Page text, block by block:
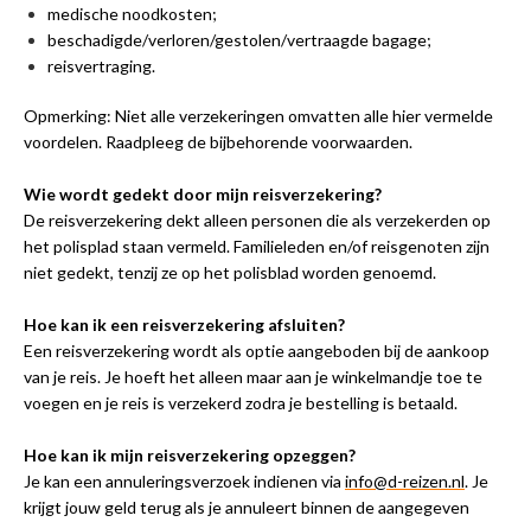
medische noodkosten;
beschadigde/verloren/gestolen/vertraagde bagage;
reisvertraging.
Opmerking: Niet alle verzekeringen omvatten alle hier vermelde
voordelen. Raadpleeg de bijbehorende voorwaarden.
Wie wordt gedekt door mijn reisverzekering?
De reisverzekering dekt alleen personen die als verzekerden op
het polisplad staan vermeld. Familieleden en/of reisgenoten zijn
niet gedekt, tenzij ze op het polisblad worden genoemd.
Hoe kan ik een reisverzekering afsluiten?
Een reisverzekering wordt als optie aangeboden bij de aankoop
van je reis. Je hoeft het alleen maar aan je winkelmandje toe te
voegen en je reis is verzekerd zodra je bestelling is betaald.
Hoe kan ik mijn reisverzekering opzeggen?
Je kan een annuleringsverzoek indienen via info@d-reizen.nl. Je
krijgt jouw geld terug als je annuleert binnen de aangegeven